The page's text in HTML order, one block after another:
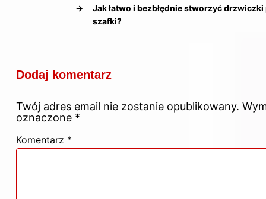
→
Jak łatwo i bezbłędnie stworzyć
szafki?
Dodaj komentarz
Twój adres email nie zostanie opublikowany.
oznaczone *
Komentarz *